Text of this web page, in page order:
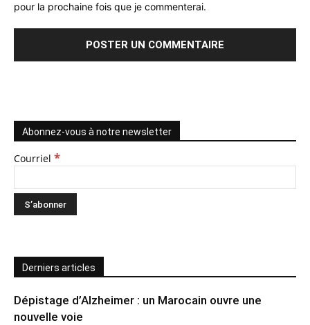
pour la prochaine fois que je commenterai.
Abonnez-vous à notre newsletter
Courriel *
Derniers articles
Dépistage d’Alzheimer : un Marocain ouvre une
nouvelle voie